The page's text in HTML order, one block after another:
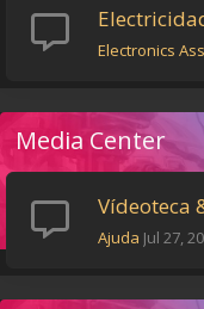
Electronics
Media Center
Vídeoteca
Ajuda Jul 27,